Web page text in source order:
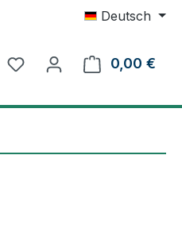
Deutsch
0,00 €